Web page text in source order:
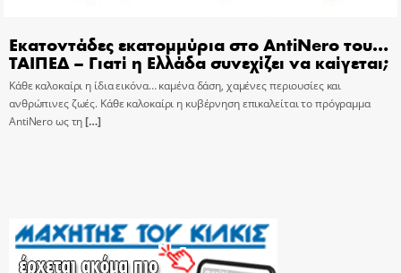
Εκατοντάδες εκατομμύρια στο AntiNero του…
ΤΑΙΠΕΔ – Γιατί η Ελλάδα συνεχίζει να καίγεται;
Κάθε καλοκαίρι η ίδια εικόνα… καμένα δάση, χαμένες περιουσίες και
ανθρώπινες ζωές. Κάθε καλοκαίρι η κυβέρνηση επικαλείται το πρόγραμμα
AntiNero ως τη[…]